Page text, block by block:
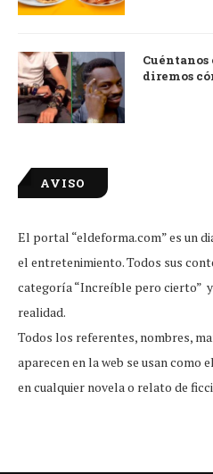
diremos
AVISO
El portal “eldeforma.com” es un
el entretenimiento. Todos sus
categoría “Increíble pero cierto”
realidad.
Todos los referentes, nombres,
aparecen en la web se usan como
en cualquier novela o relato de